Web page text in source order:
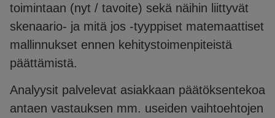
toimintaan (nyt / tavoite) sekä näihin liittyvät
skenaario- ja mitä jos -tyyppiset matemaattiset
mallinnukset ennen kehitystoimenpiteistä
päättämistä.
Analyysit palvelevat asiakkaan päätöksentekoa
antaen vastauksen mm. useiden vaihtoehtojen